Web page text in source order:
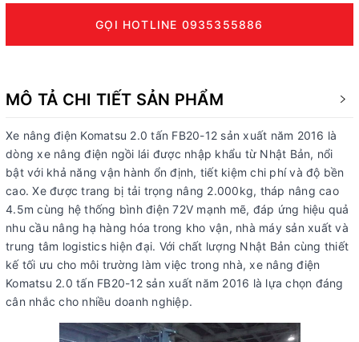
GỌI HOTLINE 0935355886
MÔ TẢ CHI TIẾT SẢN PHẨM
Xe nâng điện Komatsu 2.0 tấn FB20-12 sản xuất năm 2016 là
dòng xe nâng điện ngồi lái được nhập khẩu từ Nhật Bản, nổi
bật với khả năng vận hành ổn định, tiết kiệm chi phí và độ bền
cao. Xe được trang bị tải trọng nâng 2.000kg, tháp nâng cao
4.5m cùng hệ thống bình điện 72V mạnh mẽ, đáp ứng hiệu quả
nhu cầu nâng hạ hàng hóa trong kho vận, nhà máy sản xuất và
trung tâm logistics hiện đại. Với chất lượng Nhật Bản cùng thiết
kế tối ưu cho môi trường làm việc trong nhà, xe nâng điện
Komatsu 2.0 tấn FB20-12 sản xuất năm 2016 là lựa chọn đáng
cân nhắc cho nhiều doanh nghiệp.